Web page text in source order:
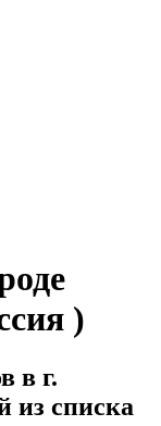
)
в г.
из списка